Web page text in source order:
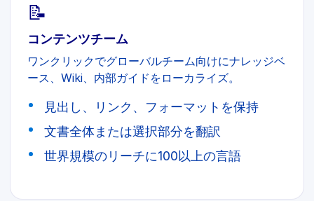
📝
コンテンツチーム
ワンクリックでグローバルチーム向けにナレッジベ
ース、Wiki、内部ガイドをローカライズ。
見出し、リンク、フォーマットを保持
文書全体または選択部分を翻訳
世界規模のリーチに100以上の言語